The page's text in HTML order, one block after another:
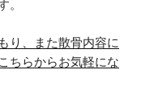
。
り、また散骨内容に
ちらからお気軽にな